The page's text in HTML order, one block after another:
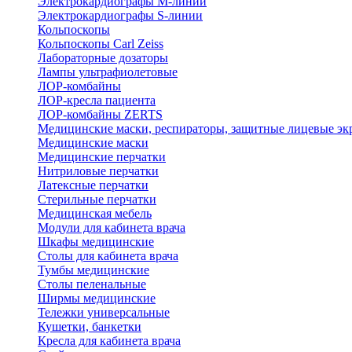
Электрокардиографы S-линии
Кольпоскопы
Кольпоскопы Carl Zeiss
Лабораторные дозаторы
Лампы ультрафиолетовые
ЛОР-комбайны
ЛОР-кресла пациента
ЛОР-комбайны ZERTS
Медицинские маски, респираторы, защитные лицевые
Медицинские маски
Медицинские перчатки
Нитриловые перчатки
Латексные перчатки
Стерильные перчатки
Медицинская мебель
Модули для кабинета врача
Шкафы медицинские
Столы для кабинета врача
Тумбы медицинские
Столы пеленальные
Ширмы медицинские
Тележки универсальные
Кушетки, банкетки
Кресла для кабинета врача